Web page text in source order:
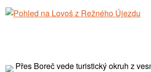
Přes Boreč vede turistický okruh z